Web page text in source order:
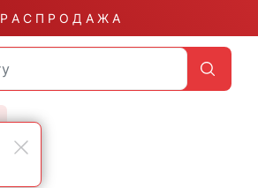
Р А С П Р О Д А Ж А